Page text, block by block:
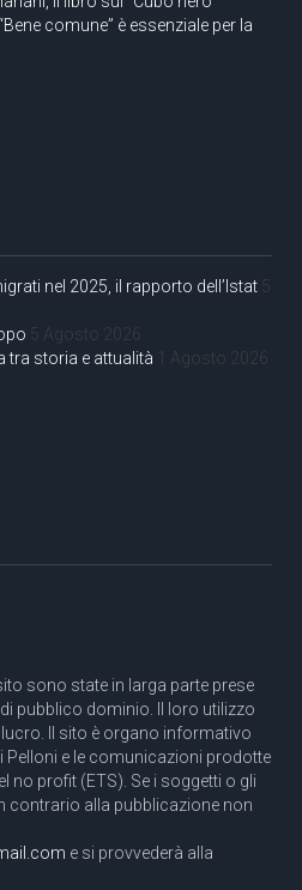
comune” è essenziale per la
nel 2025, il rapporto dell’Istat 5
5 Agosto 2026
tra storia e attualità 1 Agosto 2026
sono state in larga parte prese
pubblico dominio. Il loro utilizzo
Il sito è organo informativo
Pelloni e le comunicazioni prodotte
no profit (ETS). Se i soggetti o gli
contrario alla pubblicazione non
e si provvederà alla